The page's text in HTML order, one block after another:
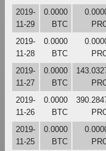
2019-
11-29
0.0000
BTC
2019-
11-28
0.0000
BTC
2019-
11-27
0.0000
BTC
2019-
11-26
0.0000
BTC
2019-
11-25
0.0000
BTC